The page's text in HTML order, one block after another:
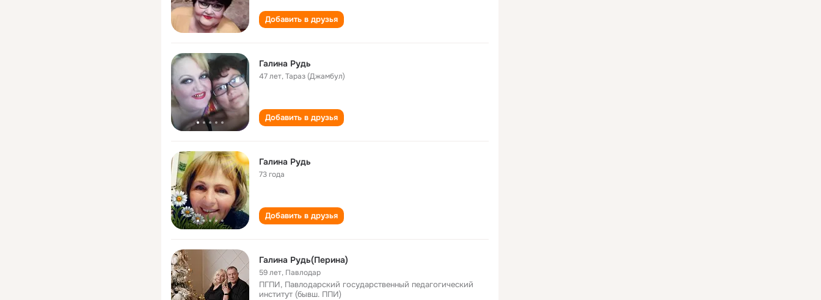
Добавить в друзья
Галина Рудь
47 лет,Тараз (Джамбул)
Добавить в друзья
Галина Рудь
73 года
Добавить в друзья
Галина Рудь(Перина)
59 лет, Павлодар
ПГПИ, Павлодарский государственный педагогический
институт (бывш. ППИ)